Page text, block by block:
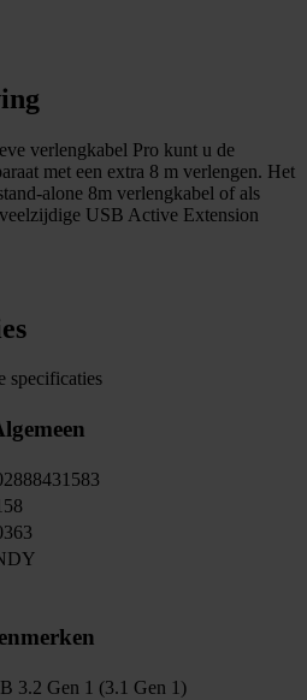
verlengkabel Pro kunt u de
met een extra 8 m verlengen. Het
alone 8m verlengkabel of als
USB Active Extension
specificaties
3.2 Gen 1 (3.1 Gen 1)